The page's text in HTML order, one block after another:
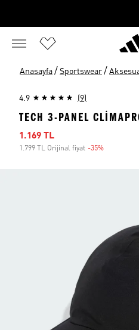
Anasayfa / Sportswear /
4.9 (9)
TECH 3-PANEL
İndirimli fiyat
1.169 TL
1.799 TL Orijinal fiyat -35%